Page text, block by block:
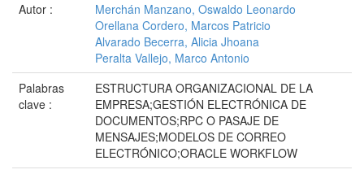
Autor :
Merchán Manzano, Oswaldo Leonardo
Orellana Cordero, Marcos Patricio
Alvarado Becerra, Alicia Jhoana
Peralta Vallejo, Marco Antonio
Palabras
clave :
ESTRUCTURA ORGANIZACIONAL DE LA
EMPRESA;GESTIÓN ELECTRÓNICA DE
DOCUMENTOS;RPC O PASAJE DE
MENSAJES;MODELOS DE CORREO
ELECTRÓNICO;ORACLE WORKFLOW